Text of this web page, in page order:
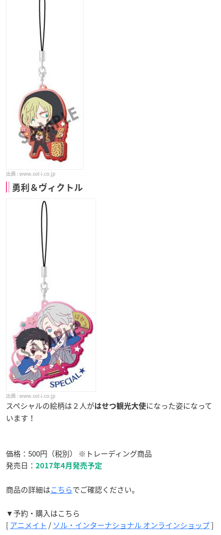
www.sol-i.co.jp
勇利＆ヴィクトル
www.sol-i.co.jp
スペシャルの絵柄は２人がはせつ観光大使になった姿になって
います！
価格：500円（税別） ※トレーディング商品
発売日： 2017年4月発売予定
商品の詳細はこちらでご確認ください。
▼予約・購入はこちら
[アニメイト / ソル・インターナショナル オンラインショップ]